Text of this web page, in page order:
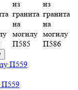
П559